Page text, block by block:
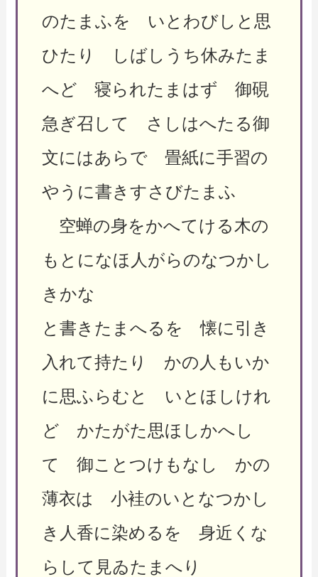
のたまふを いとわびしと思
ひたり しばしうち休みたま
へど 寝られたまはず 御硯
急ぎ召して さしはへたる御
文にはあらで 畳紙に手習の
やうに書きすさびたまふ
空蝉の身をかへてける木の
もとになほ人がらのなつかし
きかな
と書きたまへるを 懐に引き
入れて持たり かの人もいか
に思ふらむと いとほしけれ
ど かたがた思ほしかへし
て 御ことつけもなし かの
薄衣は 小袿のいとなつかし
き人香に染めるを 身近くな
らして見ゐたまへり